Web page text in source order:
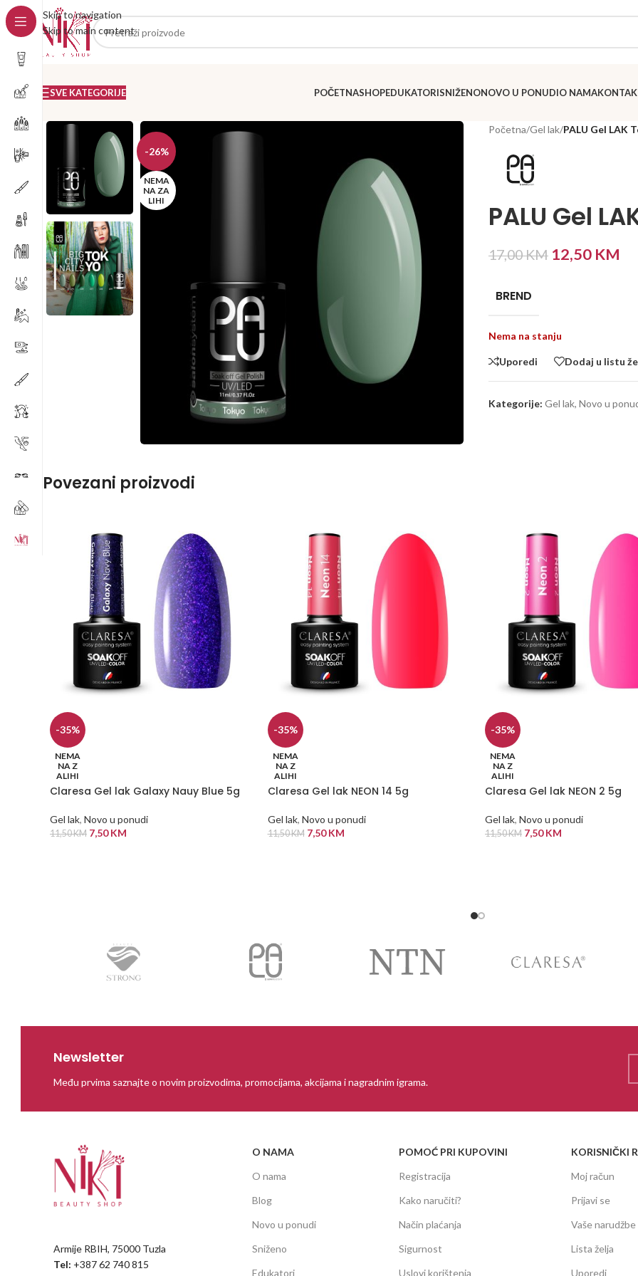
Skip to navigation
Skip to main content
SVE KATEGORIJE POČETNASHOPEDUKATORISNIŽENONOVO U PONUDIO NAMA
-26%
NEMA
NA ZA
LIHI
Početna/Gel lak/PALU Gel LAK
PALU Gel
17,00KM 12,50 KM
BREND
Nema na stanju
Uporedi Dodaj u listu
Kategorije: Gel lak, Novo u
Povezani proizvodi
-35%
NEMA
NA Z
ALIHI
Claresa Gel lak Galaxy Nauy Blue 5g
Gel lak, Novo u ponudi
11,50KM 7,50KM
-35%
NEMA
NA Z
ALIHI
Claresa Gel lak NEON 14 5g
Gel lak, Novo u ponudi
11,50KM 7,50KM
-35%
NEMA
NA Z
ALIHI
Claresa Gel lak NEON 2 5g
Gel lak, Novo u ponudi
11,50KM 7,50KM
Newsletter
Među prvima saznajte o novim proizvodima, promocijama, akcijama i nagradnim igrama.
Armije RBIH, 75000 Tuzla
Tel: +387 62 740 815
O NAMA
O nama
Blog
Novo u ponudi
Sniženo
Edukatori
POMOĆ PRI KUPOVINI
Registracija
Kako naručiti?
Način plaćanja
Sigurnost
Uslovi korištenja
KORISNIČKI
Moj račun
Prijavi se
Vaše narudžbe
Lista želja
Uporedi